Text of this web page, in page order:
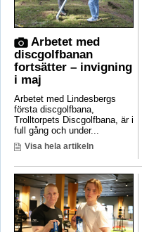
Arbetet med
discgolfbanan
fortsätter – invigning
i maj
Arbetet med Lindesbergs
första discgolfbana,
Trolltorpets Discgolfbana, är i
full gång och under...
Visa hela artikeln